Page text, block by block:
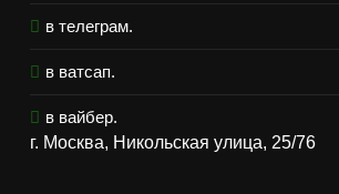
в телеграм.
в ватсап.
в вайбер.
г. Москва, Никольская улица, 25/76